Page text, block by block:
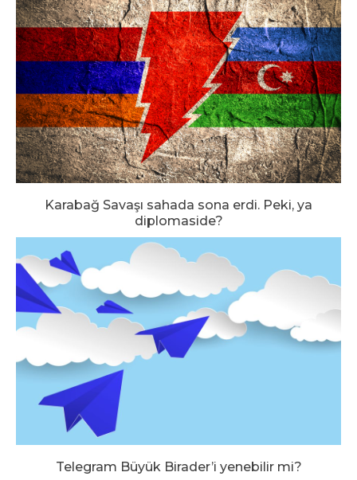
Karabağ Savaşı sahada sona erdi. Peki, ya
diplomaside?
Telegram Büyük Birader’i yenebilir mi?